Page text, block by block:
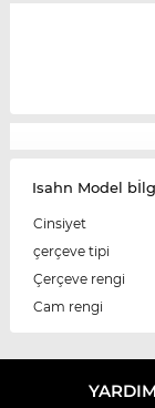
Isahn Model
Cinsiyet
çerçeve tipi
Çerçeve rengi
Cam rengi